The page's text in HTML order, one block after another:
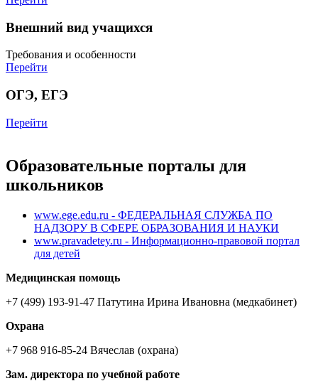
Внешний вид учащихся
Требования и особенности
Перейти
ОГЭ, ЕГЭ
Перейти
Образовательные порталы для
школьников
www.ege.edu.ru - ФЕДЕРАЛЬНАЯ СЛУЖБА ПО
НАДЗОРУ В СФЕРЕ ОБРАЗОВАНИЯ И НАУКИ
www.pravadetey.ru - Информационно-правовой портал
для детей
Медицинская помощь
+7 (499) 193-91-47 Патутина Ирина Ивановна (медкабинет)
Охрана
+7 968 916-85-24 Вячеслав (охрана)
Зам. директора по учебной работе